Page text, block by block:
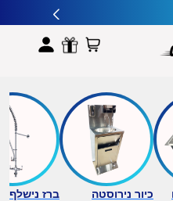
כיור נירוסטה
ברז נישלף